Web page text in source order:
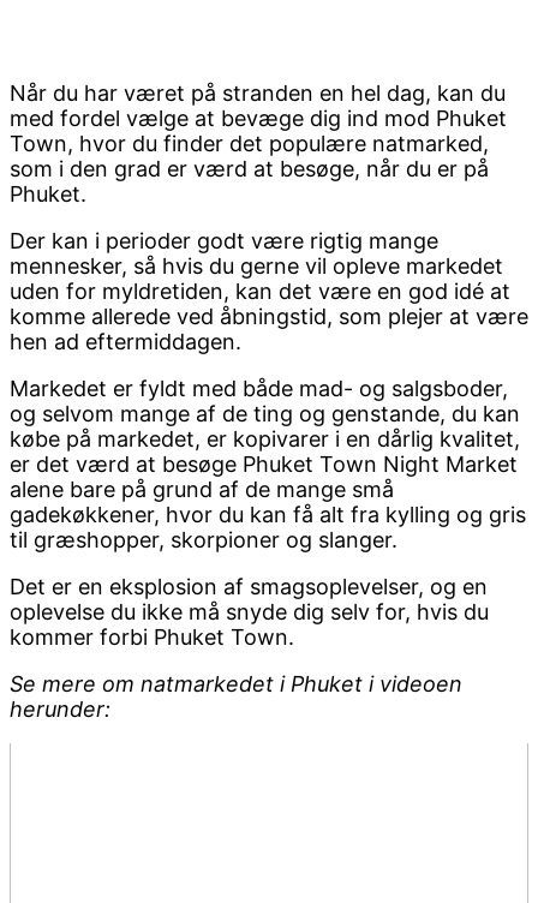
Når du har været på stranden en hel dag, kan du
med fordel vælge at bevæge dig ind mod Phuket
Town, hvor du finder det populære natmarked,
som i den grad er værd at besøge, når du er på
Phuket.
Der kan i perioder godt være rigtig mange
mennesker, så hvis du gerne vil opleve markedet
uden for myldretiden, kan det være en god idé at
komme allerede ved åbningstid, som plejer at være
hen ad eftermiddagen.
Markedet er fyldt med både mad- og salgsboder,
og selvom mange af de ting og genstande, du kan
købe på markedet, er kopivarer i en dårlig kvalitet,
er det værd at besøge Phuket Town Night Market
alene bare på grund af de mange små
gadekøkkener, hvor du kan få alt fra kylling og gris
til græshopper, skorpioner og slanger.
Det er en eksplosion af smagsoplevelser, og en
oplevelse du ikke må snyde dig selv for, hvis du
kommer forbi Phuket Town.
Se mere om natmarkedet i Phuket i videoen
herunder: